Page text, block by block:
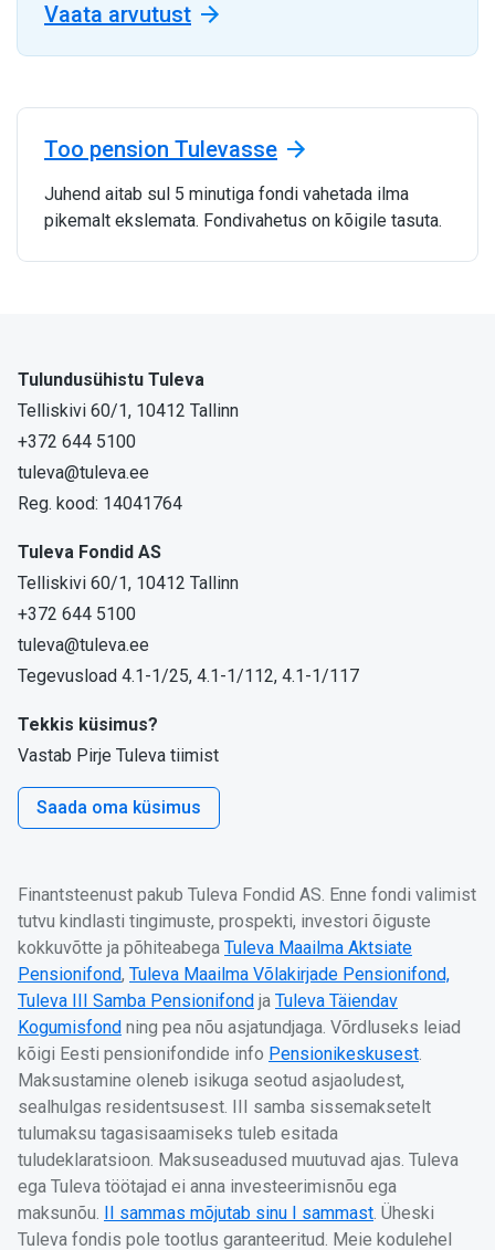
Vaata arvutust
Too pension Tulevasse
Juhend aitab sul 5 minutiga fondi vahetada ilma
pikemalt ekslemata. Fondivahetus on kõigile tasuta.
Tulundusühistu Tuleva
Telliskivi 60/1, 10412 Tallinn
+372 644 5100
tuleva@tuleva.ee
Reg. kood: 14041764
Tuleva Fondid AS
Telliskivi 60/1, 10412 Tallinn
+372 644 5100
tuleva@tuleva.ee
Tegevusload 4.1-1/25, 4.1-1/112, 4.1-1/117
Tekkis küsimus?
Vastab Pirje Tuleva tiimist
Saada oma küsimus
Finantsteenust pakub Tuleva Fondid AS. Enne fondi valimist
tutvu kindlasti tingimuste, prospekti, investori õiguste
kokkuvõtte ja põhiteabega Tuleva Maailma Aktsiate
Pensionifond, Tuleva Maailma Võlakirjade Pensionifond,
Tuleva III Samba Pensionifond ja Tuleva Täiendav
Kogumisfond ning pea nõu asjatundjaga. Võrdluseks leiad
kõigi Eesti pensionifondide info Pensionikeskusest.
Maksustamine oleneb isikuga seotud asjaoludest,
sealhulgas residentsusest. III samba sissemaksetelt
tulumaksu tagasisaamiseks tuleb esitada
tuludeklaratsioon. Maksuseadused muutuvad ajas. Tuleva
ega Tuleva töötajad ei anna investeerimisnõu ega
maksunõu. II sammas mõjutab sinu I sammast. Üheski
Tuleva fondis pole tootlus garanteeritud. Meie kodulehel